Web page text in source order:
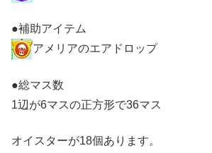
●補助アイテム
アメリアのエアドロップ
●総マス数
1辺が6マスの正方形で36マス
オイスターが18個あります。